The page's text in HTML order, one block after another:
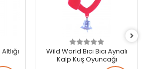
Wild World Bıcı Bıcı Aynalı
Kalp Kuş Oyuncağı